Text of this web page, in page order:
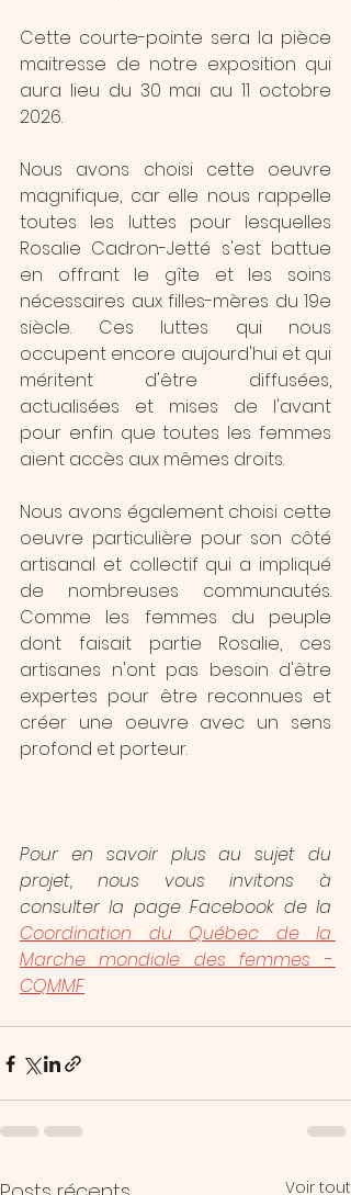
Cette courte-pointe sera la pièce
maitresse de notre exposition qui
aura lieu du 30 mai au 11 octobre
2026.
Nous avons choisi cette oeuvre
magnifique, car elle nous rappelle
toutes les luttes pour lesquelles
Rosalie Cadron-Jetté s'est battue
en offrant le gîte et les soins
nécessaires aux filles-mères du 19e
siècle. Ces luttes qui nous
occupent encore aujourd'hui et qui
méritent d'être diffusées,
actualisées et mises de l'avant
pour enfin que toutes les femmes
aient accès aux mêmes droits.
Nous avons également choisi cette
oeuvre particulière pour son côté
artisanal et collectif qui a impliqué
de nombreuses communautés.
Comme les femmes du peuple
dont faisait partie Rosalie, ces
artisanes n'ont pas besoin d'être
expertes pour être reconnues et
créer une oeuvre avec un sens
profond et porteur.
Pour en savoir plus au sujet du
projet, nous vous invitons à
Coordination du Québec de la
Marche mondiale des femmes -
CQMMF
Voir tout